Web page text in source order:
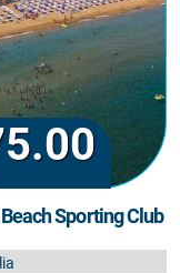
Sporting Club